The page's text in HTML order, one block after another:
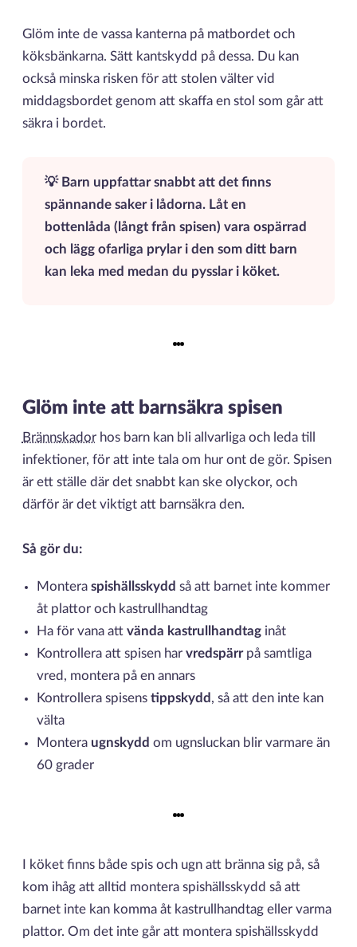
Glöm inte de vassa kanterna på matbordet och
köksbänkarna. Sätt kantskydd på dessa. Du kan
också minska risken för att stolen välter vid
middagsbordet genom att skaffa en stol som går att
säkra i bordet.
💡 Barn uppfattar snabbt att det finns
spännande saker i lådorna. Låt en
bottenlåda (långt från spisen) vara ospärrad
och lägg ofarliga prylar i den som ditt barn
kan leka med medan du pysslar i köket.
Glöm inte att barnsäkra spisen
Brännskadorhos barn kan bli allvarliga och leda till
infektioner, för att inte tala om hur ont de gör. Spisen
är ett ställe där det snabbt kan ske olyckor, och
därför är det viktigt att barnsäkra den.
Så gör du:
Monteraspishällsskydd så att barnet inte kommer
åt plattor och kastrullhandtag
Ha för vana attvända kastrullhandtag inåt
Kontrollera att spisen harvredspärrpå samtliga
vred, montera på en annars
Kontrollera spisenstippskydd , så att den inte kan
välta
Montera ugnskydd om ugnsluckan blir varmare än
60 grader
I köket finns både spis och ugn att bränna sig på, så
kom ihåg att alltid montera spishällsskydd så att
barnet inte kan komma åt kastrullhandtag eller varma
plattor. Om det inte går att montera spishällsskydd